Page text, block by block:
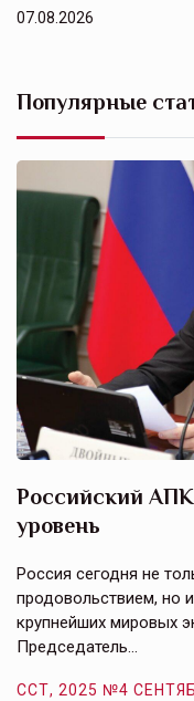
07.08.2026
Популярные
Российский
уровень
Россия сегодня не
продовольствием, но
крупнейших мировых
Председатель…
ССТ, 2025 №4